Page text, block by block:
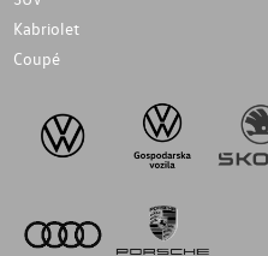
Kabriolet
Coupé